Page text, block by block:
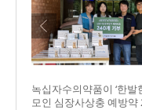
녹십자수의약품이 ‘한발
모인 심장사상충 예방약